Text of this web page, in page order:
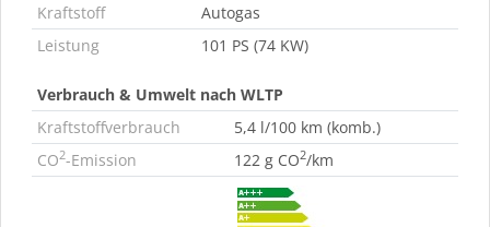
Kraftstoff
Autogas
Leistung
101 PS (74 KW)
Verbrauch & Umwelt nach WLTP
Kraftstoffverbrauch
5,4 l/100 km (komb.)
CO2-Emission 122 g CO2/km